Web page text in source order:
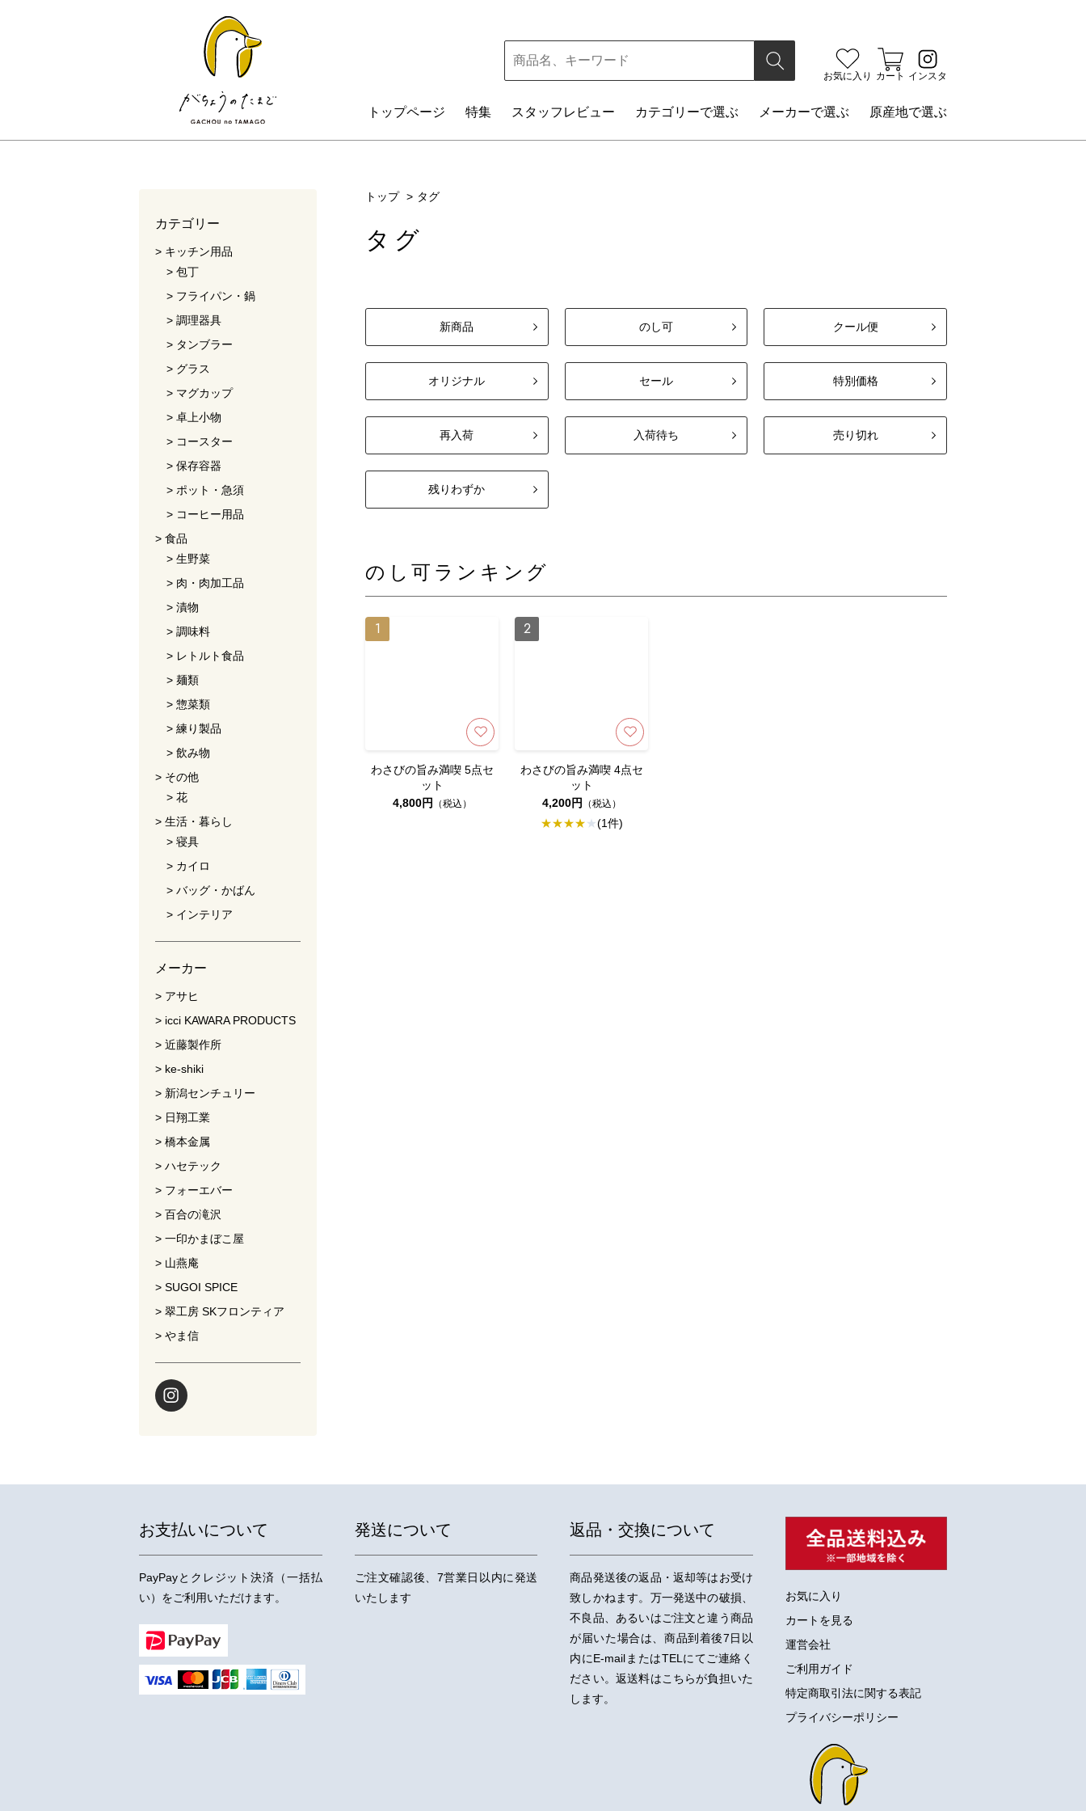
検索
お気に入り カート インスタ
トップページ 特集 スタッフレビュー カテゴリーで選ぶ メーカーで選ぶ 原産地で選ぶ
トップ タグ
タグ
新商品 のし可 クール便
オリジナル セール 特別価格
再入荷 入荷待ち 売り切れ
残りわずか
のし可ランキング
わさびの旨み満喫 5点セ
ット
4,800円 （税込）
わさびの旨み満喫 4点セ
ット
4,200円 （税込）
★★★★★(1件)
カテゴリー
キッチン用品
包丁
フライパン・鍋
調理器具
タンブラー
グラス
マグカップ
卓上小物
コースター
保存容器
ポット・急須
コーヒー用品
食品
生野菜
肉・肉加工品
漬物
調味料
レトルト食品
麺類
惣菜類
練り製品
飲み物
その他
花
生活・暮らし
寝具
カイロ
バッグ・かばん
インテリア
メーカー
アサヒ
icci KAWARA PRODUCTS
近藤製作所
ke-shiki
新潟センチュリー
日翔工業
橋本金属
ハセテック
フォーエバー
百合の滝沢
一印かまぼこ屋
山燕庵
SUGOI SPICE
翠工房 SKフロンティア
やま信
お支払いについて
PayPayとクレジット決済（一括払
い）をご利用いただけます。
発送について
ご注文確認後、7営業日以内に発送
いたします
返品・交換について
商品発送後の返品・返却等はお受け
致しかねます。万一発送中の破損、
不良品、あるいはご注文と違う商品
が届いた場合は、商品到着後7日以
内にE-mailまたはTELにてご連絡く
ださい。返送料はこちらが負担いた
します。
お気に入り
カートを見る
運営会社
ご利用ガイド
特定商取引法に関する表記
プライバシーポリシー